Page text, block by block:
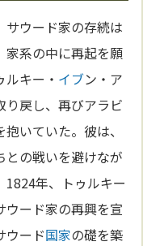
サウード家の存続は
家系の中に再起を願
キー・ イブン・ア
り戻し、再びアラビ
抱いていた。彼は、
との戦いを避けなが
1824年、トゥルキー
ウード家の再興を宣
ウード国家の礎を築